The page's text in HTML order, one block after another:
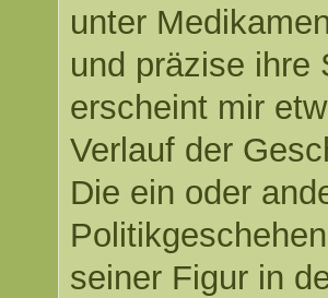
unter
und präzise ihre
erscheint mir
Verlauf der
Die ein oder
seiner Figur in